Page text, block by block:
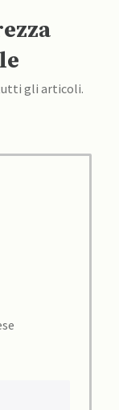
gli articoli.